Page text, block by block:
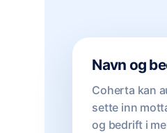
Navn og
Coherta kan
sette inn
og bedrift i